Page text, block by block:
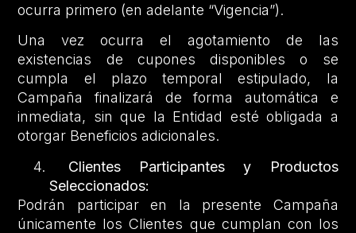
ocurra primero (en adelante “Vigencia”).
Una vez ocurra el agotamiento de las
existencias de cupones disponibles o se
cumpla el plazo temporal estipulado, la
Campaña finalizará de forma automática e
inmediata, sin que la Entidad esté obligada a
otorgar Beneficios adicionales.
Clientes Participantes y Productos
Seleccionados:
Podrán participar en la presente Campaña
únicamente los Clientes que cumplan con los